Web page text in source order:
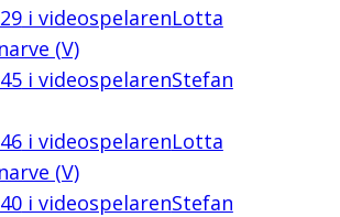
i videospelarenLotta
(V)
i videospelarenStefan
i videospelarenLotta
(V)
i videospelarenStefan